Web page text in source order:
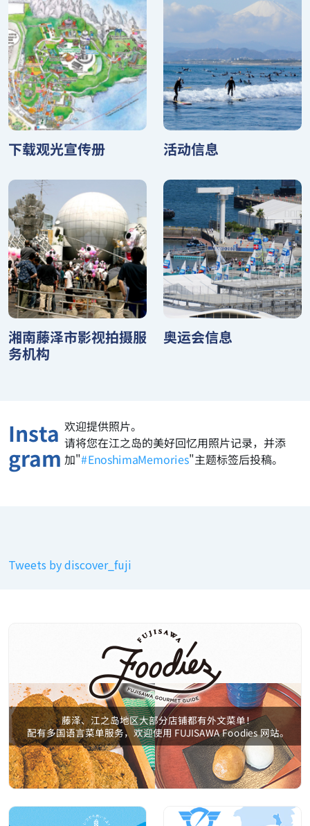
下载观光宣传册 活动信息
湘南藤泽市影视拍摄服
务机构
奥运会信息
Insta
gram
欢迎提供照片。
请将您在江之岛的美好回忆用照片记录，并添
加"#EnoshimaMemories"主题标签后投稿。
Tweets by discover_fuji
藤泽、江之岛地区大部分店铺都有外文菜单！
配有多国语言菜单服务，欢迎使用 FUJISAWA Foodies 网站。